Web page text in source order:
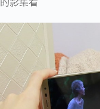
的影集看